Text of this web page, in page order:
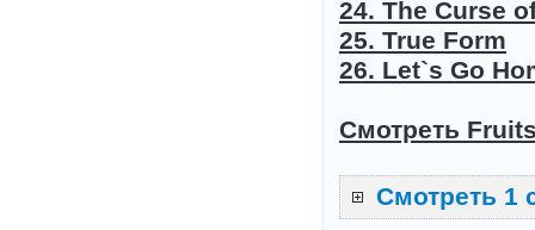
24. The Curse
25. True Form
26. Let`s Go
Смотреть
Смотреть 1